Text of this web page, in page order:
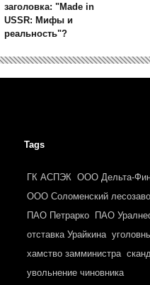
заголовка: "Made in
USSR: Мифы и
реальность"?
Tags
ГК АСПЭК ООО Дельта-
ООО Соломенский
ПАО Петрарко
ПАО
отставка Урайкина
хамство замминистра
увольнение чиновника